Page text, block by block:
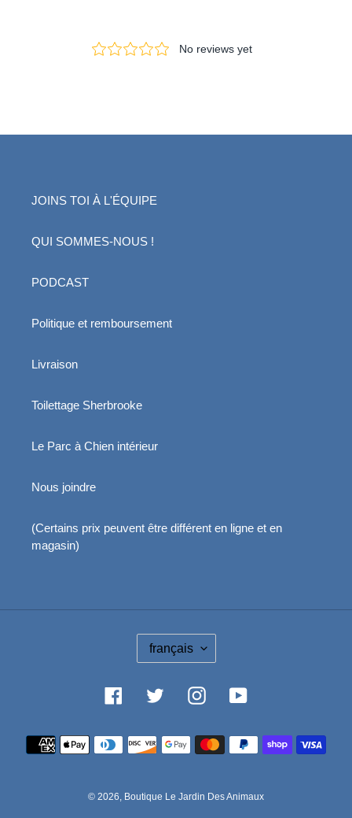
JOINS TOI À L'ÉQUIPE
QUI SOMMES-NOUS !
PODCAST
Politique et remboursement
Livraison
Toilettage Sherbrooke
Le Parc à Chien intérieur
Nous joindre
(Certains prix peuvent être différent en ligne et en
magasin)
L
G
U
français
Facebook Twitter InstagramYouTube
Moyens
de
© 2026, Boutique Le Jardin Des Animaux